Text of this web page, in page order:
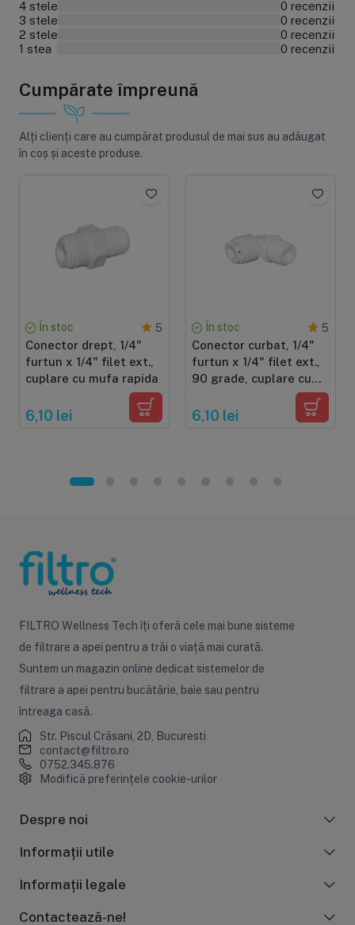
4 stele
0 recenzii
3 stele
0 recenzii
2 stele
0 recenzii
1 stea
0 recenzii
Cumpărate împreună
Alți clienți care au cumpărat produsul de mai sus au adăugat
în coș și aceste produse.
În stoc 5
Conector drept, 1/4"
furtun x 1/4" filet ext.,
cuplare cu mufa rapida
6,10 lei
În stoc 5
Conector curbat, 1/4"
furtun x 1/4" filet ext.,
90 grade, cuplare cu
6,10 lei
FILTRO Wellness Tech îți oferă cele mai bune sisteme
de filtrare a apei pentru a trăi o viață mai curată.
Suntem un magazin online dedicat sistemelor de
filtrare a apei pentru bucătărie, baie sau pentru
întreaga casă.
Str. Piscul Crăsani, 2D, Bucuresti
contact@filtro.ro
0752.345.876
Modifică preferințele cookie-urilor
Despre noi
Informații utile
Informații legale
Contactează-ne!